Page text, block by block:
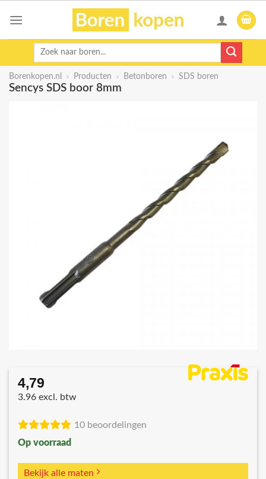
Zoeken
Borenkopen.nl » Producten » Betonboren » SDS boren
Sencys SDS boor 8mm
4,79
3.96 excl. btw
10 beoordelingen
Op voorraad
Bekijk alle maten